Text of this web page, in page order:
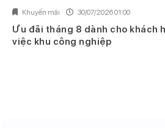
Khuyến mãi 30/07/2026 01:00
Ưu đãi tháng 8 dành cho khách
việc khu công nghiệp